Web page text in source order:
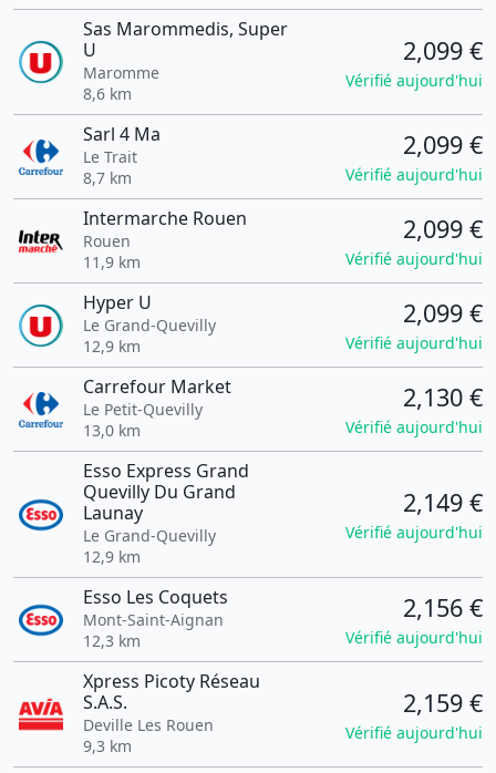
Sas Marommedis, Super
U
Maromme
8,6 km
2,099 €
Vérifié aujourd'hui
Sarl 4 Ma
Le Trait
8,7 km
2,099 €
Vérifié aujourd'hui
Intermarche Rouen
Rouen
11,9 km
2,099 €
Vérifié aujourd'hui
Hyper U
Le Grand-Quevilly
12,9 km
2,099 €
Vérifié aujourd'hui
Carrefour Market
Le Petit-Quevilly
13,0 km
2,130 €
Vérifié aujourd'hui
Esso Express Grand
Quevilly Du Grand
Launay
Le Grand-Quevilly
12,9 km
2,149 €
Vérifié aujourd'hui
Esso Les Coquets
Mont-Saint-Aignan
12,3 km
2,156 €
Vérifié aujourd'hui
Xpress Picoty Réseau
S.A.S.
Deville Les Rouen
9,3 km
2,159 €
Vérifié aujourd'hui